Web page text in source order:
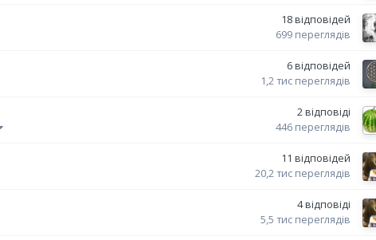
18відповідей
699 переглядів
6відповідей
1,2 тис переглядів
2відповіді
446 переглядів
11 відповідей
20,2 тис переглядів
4відповіді
5,5 тис переглядів